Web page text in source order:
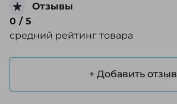
Отзывы
0 / 5
средний рейтинг товара
+ Добавить отзыв